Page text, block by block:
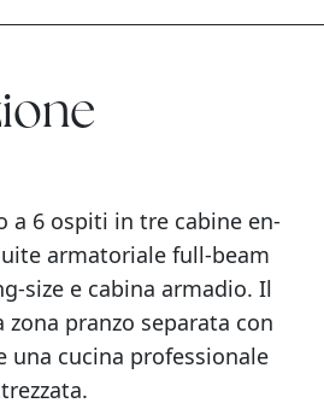
a 6 ospiti in tre cabine en-
armatoriale full-beam
size e cabina armadio. Il
pranzo separata con
una cucina professionale